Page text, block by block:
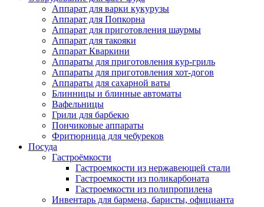
Аппарат для варки кукурузы
Аппарат для Попкорна
Аппарат для приготовления шаурмы
Аппарат для такояки
Аппарат Кваркини
Аппараты для приготовления кур-гриль
Аппараты для приготовления хот-догов
Аппараты для сахарной ваты
Блинницы и блинные автоматы
Вафельницы
Грили для барбекю
Пончиковые аппараты
Фритюрница для чебуреков
Посуда
Гастроёмкости
Гастроемкости из нержавеющей стали
Гастроемкости из поликарбоната
Гастроемкости из полипропилена
Инвентарь для бармена, баристы, официанта